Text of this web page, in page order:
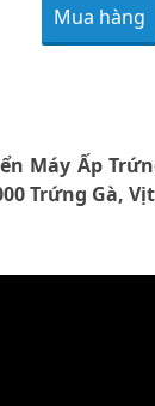
Mua hàng
Máy Ấp
Trứng Gà,